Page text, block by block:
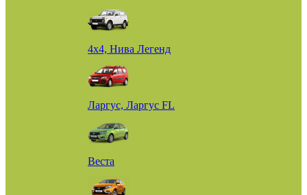
4х4, Нива Легенд
Ларгус, Ларгус FL
Веста